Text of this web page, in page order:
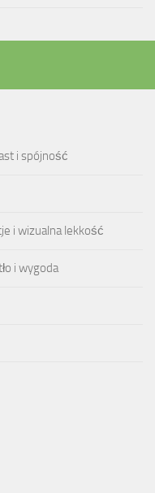
i spójność
i wizualna lekkość
i wygoda